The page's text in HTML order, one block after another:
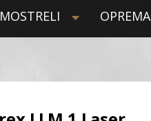
OPREMA